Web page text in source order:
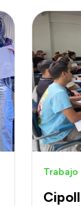
Trabajo